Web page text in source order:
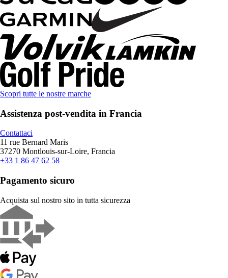
Scopri tutte le nostre marche
Assistenza post-vendita in Francia
Contattaci
11 rue Bernard Maris
37270 Montlouis-sur-Loire, Francia
+33 1 86 47 62 58
Pagamento sicuro
Acquista sul nostro sito in tutta sicurezza